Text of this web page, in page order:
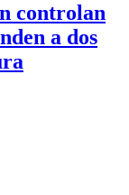
controlan
a dos